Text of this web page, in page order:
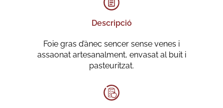
Descripció
Foie gras d’ànec sencer sense venes i
assaonat artesanalment, envasat al buit i
pasteuritzat.